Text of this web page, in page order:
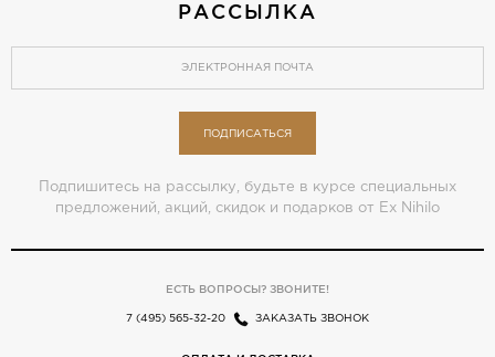
РАССЫЛКА
ПОДПИСАТЬСЯ
Подпишитесь на рассылку, будьте в курсе специальных
предложений, акций, скидок и подарков от Ex Nihilo
ЕСТЬ ВОПРОСЫ? ЗВОНИТЕ!
7 (495) 565-32-20 ЗАКАЗАТЬ ЗВОНОК